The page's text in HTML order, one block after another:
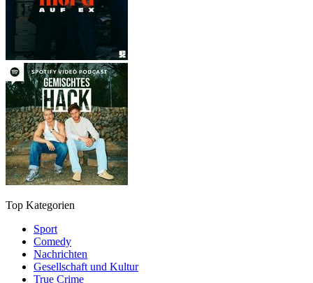
Top Kategorien
Sport
Comedy
Nachrichten
Gesellschaft und Kultur
True Crime